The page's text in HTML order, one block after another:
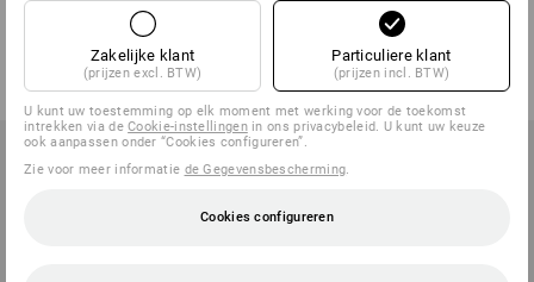
€ 14,40
(incl. BTW) v.a. 20 stuks
€ 27,71
(incl. BTW) v.a. 20 stuks
Zakelijke klant
(prijzen excl. BTW)
Particuliere klant
(prijzen incl. BTW)
U kunt uw toestemming op elk moment met werking voor de toekomst
intrekken via deCookie-instellingenin ons privacybeleid. U kunt uw keuze
ook aanpassen onder “Cookies configureren”.
Zie voor meer informatie de Gegevensbescherming
Cookies configureren